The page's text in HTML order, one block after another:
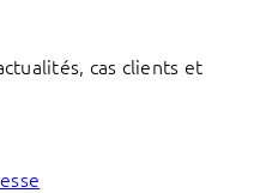
cas clients et